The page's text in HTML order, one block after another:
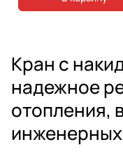
Кран с
надежное
отопления,